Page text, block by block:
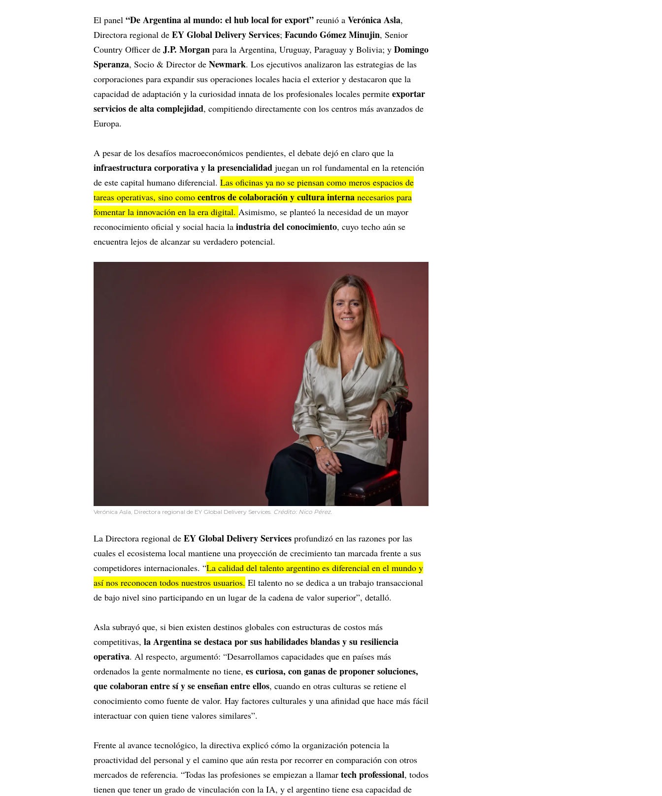
El panel “De Argentina al mundo: el hub local for export” reunió a Verónica Asla,
Directora regional de EY Global Delivery Services; Facundo Gómez Minujin, Senior
Country Officer de J.P. Morgan para la Argentina, Uruguay, Paraguay y Bolivia; y Domingo
Speranza, Socio & Director de Newmark. Los ejecutivos analizaron las estrategias de las
corporaciones para expandir sus operaciones locales hacia el exterior y destacaron que la
capacidad de adaptación y la curiosidad innata de los profesionales locales permite exportar
servicios de alta complejidad, compitiendo directamente con los centros más avanzados de
Europa.
A pesar de los desafíos macroeconómicos pendientes, el debate dejó en claro que la
infraestructura corporativa y la presencialidad juegan un rol fundamental en la retención
de este capital humano diferencial. Las oficinas ya no se piensan como meros espacios de
tareas operativas, sino como centros de colaboración y cultura interna necesarios para
fomentar la innovación en la era digital. Asimismo, se planteó la necesidad de un mayor
reconocimiento oficial y social hacia la industria del conocimiento, cuyo techo aún se
encuentra lejos de alcanzar su verdadero potencial.
Verónica Asla, Directora regional de EY Global Delivery Services. Crédito: Nico Pérez.
La Directora regional de EY Global Delivery Services profundizó en las razones por las
cuales el ecosistema local mantiene una proyección de crecimiento tan marcada frente a sus
competidores internacionales. “La calidad del talento argentino es diferencial en el mundo y
así nos reconocen todos nuestros usuarios. El talento no se dedica a un trabajo transaccional
de bajo nivel sino participando en un lugar de la cadena de valor superior”, detalló.
Asla subrayó que, si bien existen destinos globales con estructuras de costos más
competitivas, la Argentina se destaca por sus habilidades blandas y su resiliencia
operativa. Al respecto, argumentó: “Desarrollamos capacidades que en países más
ordenados la gente normalmente no tiene, es curiosa, con ganas de proponer soluciones,
que colaboran entre sí y se enseñan entre ellos, cuando en otras culturas se retiene el
conocimiento como fuente de valor. Hay factores culturales y una afinidad que hace más fácil
interactuar con quien tiene valores similares”.
Frente al avance tecnológico, la directiva explicó cómo la organización potencia la
proactividad del personal y el camino que aún resta por recorrer en comparación con otros
mercados de referencia. “Todas las profesiones se empiezan a llamar tech professional, todos
tienen que tener un grado de vinculación con la IA, y el argentino tiene esa capacidad de